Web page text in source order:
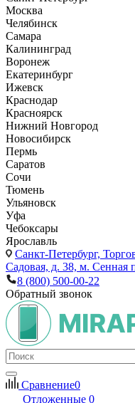
Москва
Челябинск
Самара
Калининград
Воронеж
Екатеринбург
Ижевск
Краснодар
Красноярск
Нижний Новгород
Новосибирск
Пермь
Саратов
Сочи
Тюмень
Ульяновск
Уфа
Чебоксары
Ярославль
Санкт-Петербург,
Садовая, д. 38, м. Сенная
8 (800) 500-00-22
Обратный звонок
Сравнение0
Отложенные 0